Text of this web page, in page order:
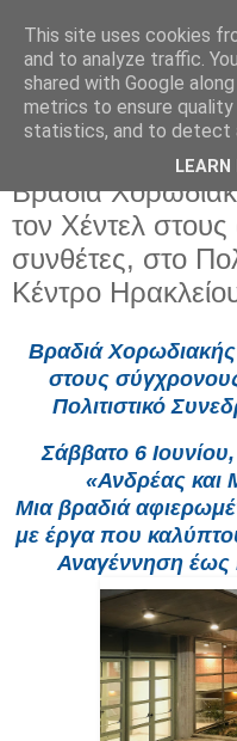
Τρίτη 2 Ιουνίου 2026
Βραδιά
τον Χέντελ
συνθέτες, στο
Κέντρο
Βραδιά
στους
Πολιτιστικό
Σάββατο 6
«Ανδρέας και
Μια βραδιά
με έργα που
Αναγέννηση έως
This site uses cookies
and to analyze traffic.
shared with Google
metrics to ensure
statistics, and to detect
LEARN